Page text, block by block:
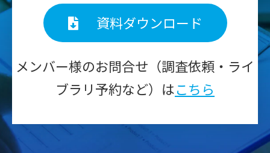
資料ダウンロード
メンバー様のお問合せ（調査依頼・ライ
ブラリ予約など）はこちら